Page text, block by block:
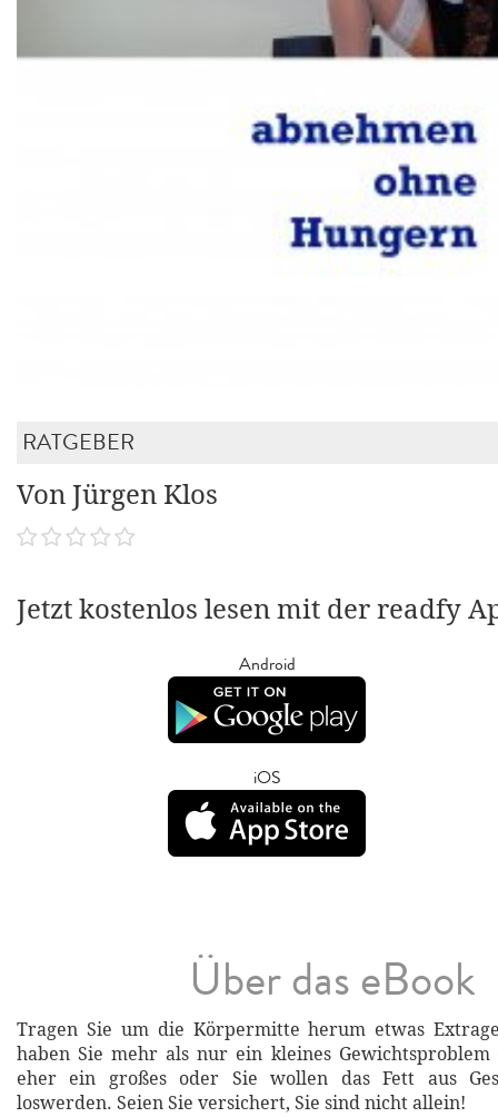
RATGEBER
Von Jürgen Klos
Jetzt kostenlos lesen mit der readfy
Android
iOS
Über das eBook
Tragen Sie um die Körpermitte herum etwas
haben Sie mehr als nur ein kleines
eher ein großes oder Sie wollen das Fett aus
loswerden. Seien Sie versichert, Sie sind nicht allein!